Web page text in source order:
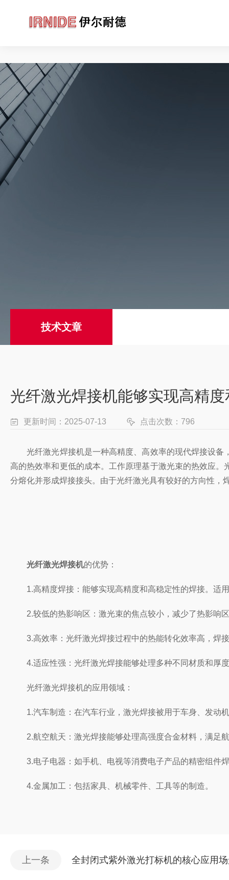
技术文章
光纤激光焊接机能够实现高精
更新时间：2025-07-13 点击次数：796
光纤激光焊接机是一种高精度、高效率的现代焊接设备
高的热效率和更低的成本。工作原理基于激光束的热效应
分熔化并形成焊接接头。由于光纤激光具有较好的方向性，
光纤激光焊接机的优势：
1.高精度焊接：能够实现高精度和高稳定性的焊接。适
2.较低的热影响区：激光束的焦点较小，减少了热影响
3.高效率：光纤激光焊接过程中的热能转化效率高，焊
4.适应性强：光纤激光焊接能够处理多种不同材质和厚
光纤激光焊接机的应用领域：
1.汽车制造：在汽车行业，激光焊接被用于车身、发动
2.航空航天：激光焊接能够处理高强度合金材料，满足
3.电子电器：如手机、电视等消费电子产品的精密组件
4.金属加工：包括家具、机械零件、工具等的制造。
上一条 全封闭式紫外激光打标机的核心应用